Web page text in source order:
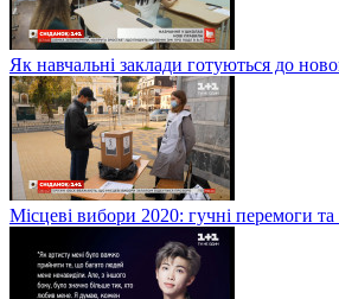
Як навчальні заклади готуються до
Місцеві вибори 2020: гучні перемоги та